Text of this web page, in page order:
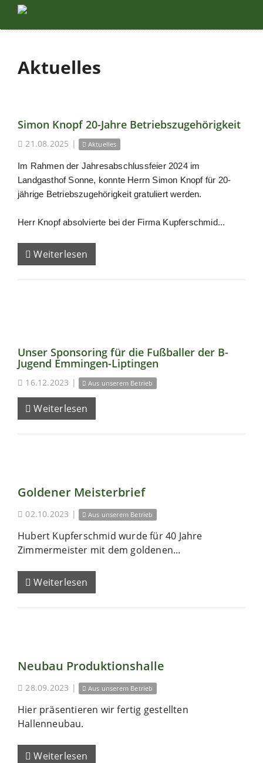
Aktuelles
Simon Knopf 20-Jahre Betriebszugehörigkeit
21.08.2025 | Aktuelles
Im Rahmen der Jahresabschlussfeier 2024 im
Landgasthof Sonne, konnte Herrn Simon Knopf für 20-
jährige Betriebszugehörigkeit gratuliert werden.
Herr Knopf absolvierte bei der Firma Kupferschmid...
Weiterlesen
Unser Sponsoring für die Fußballer der B-
Jugend Emmingen-Liptingen
16.12.2023 | Aus unserem Betrieb
Weiterlesen
Goldener Meisterbrief
02.10.2023 | Aus unserem Betrieb
Hubert Kupferschmid wurde für 40 Jahre
Zimmermeister mit dem goldenen...
Weiterlesen
Neubau Produktionshalle
28.09.2023 | Aus unserem Betrieb
Hier präsentieren wir fertig gestellten
Hallenneubau.
Weiterlesen